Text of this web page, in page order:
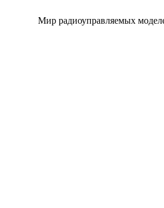
Мир радиоуправляемых